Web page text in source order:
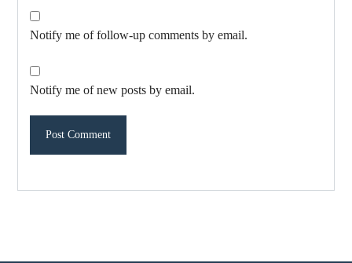
Notify me of follow-up comments by email.
Notify me of new posts by email.